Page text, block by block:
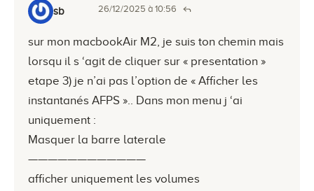
sb 26/12/2025 à 10:56
sur mon macbookAir M2, je suis ton chemin mais
lorsqu il s ‘agit de cliquer sur « presentation »
etape 3) je n’ai pas l’option de « Afficher les
instantanés AFPS ».. Dans mon menu j ‘ai
uniquement :
Masquer la barre laterale
————————————
afficher uniquement les volumes